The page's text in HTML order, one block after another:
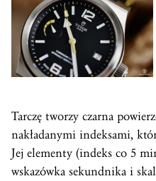
Tarczę tworzy czarna
nakładanymi indeksami,
Jej elementy (indeks co 5
wskazówka sekundnika i